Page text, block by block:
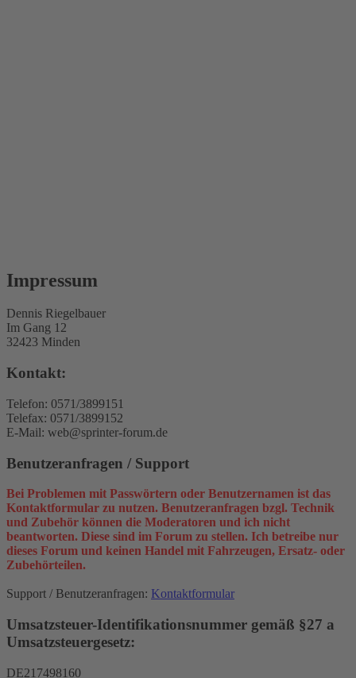
Impressum
Dennis Riegelbauer
Im Gang 12
32423 Minden
Kontakt:
Telefon: 0571/3899151
Telefax: 0571/3899152
E-Mail: web@sprinter-forum.de
Benutzeranfragen / Support
Bei Problemen mit Passwörtern oder Benutzernamen ist das
Kontaktformular zu nutzen. Benutzeranfragen bzgl. Technik
und Zubehör können die Moderatoren und ich nicht
beantworten. Diese sind im Forum zu stellen. Ich betreibe nur
dieses Forum und keinen Handel mit Fahrzeugen, Ersatz- oder
Zubehörteilen.
Support / Benutzeranfragen: Kontaktformular
Umsatzsteuer-Identifikationsnummer gemäß §27 a
Umsatzsteuergesetz:
DE217498160